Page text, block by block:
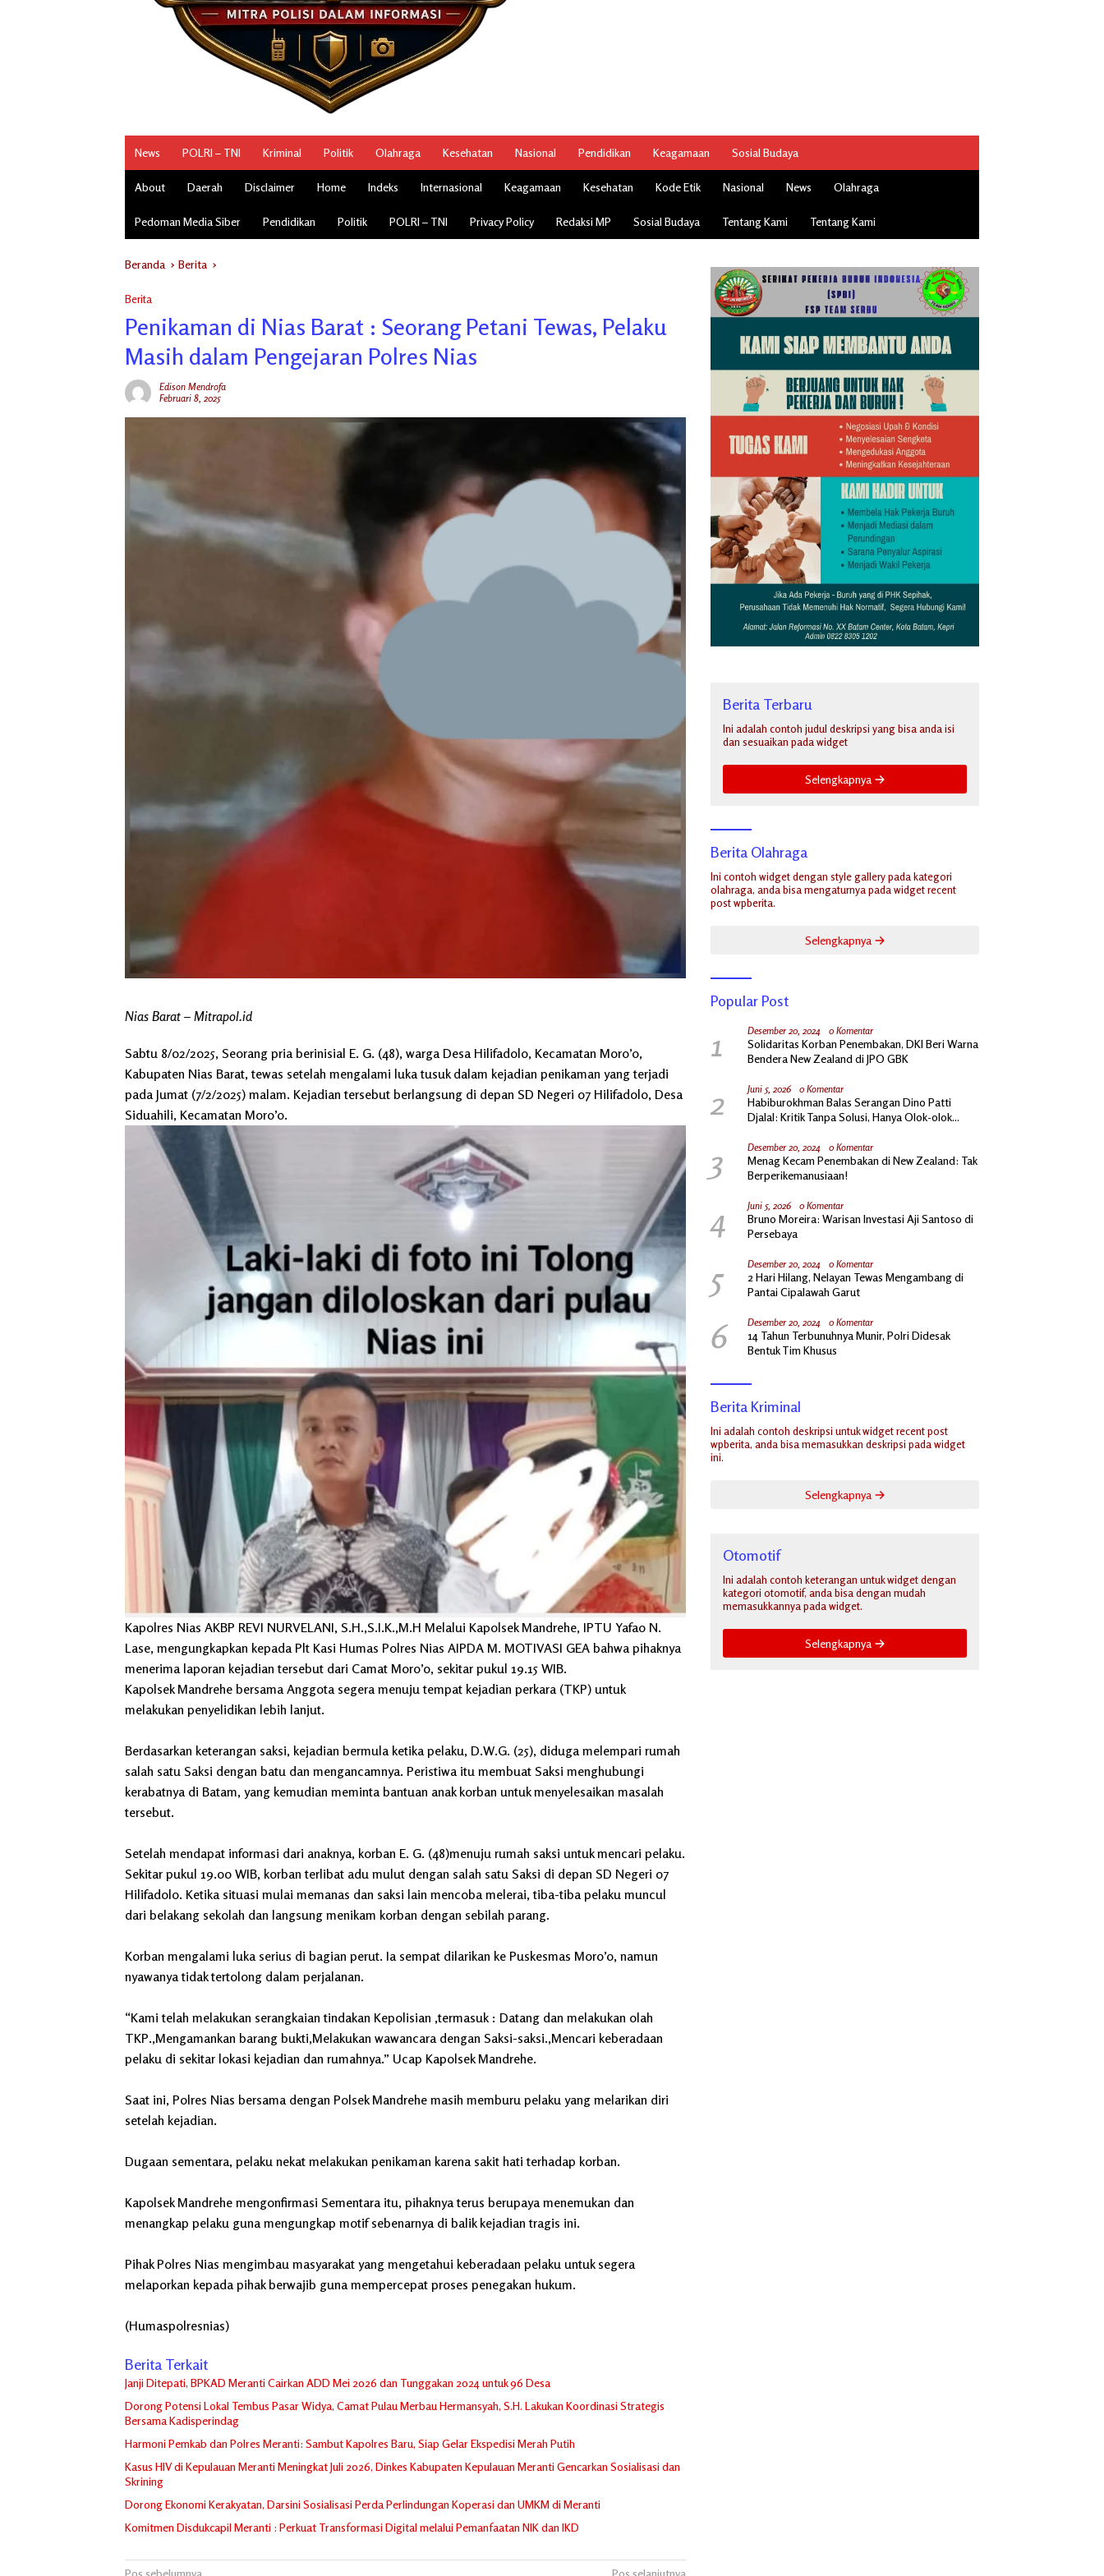
News POLRI – TNI Kriminal Politik Olahraga Kesehatan Nasional Pendidikan Keagamaan Sosial Budaya
About Daerah Disclaimer Home Indeks Internasional Keagamaan Kesehatan Kode Etik Nasional News Olahraga
Pedoman Media Siber Pendidikan Politik POLRI – TNI Privacy Policy Redaksi MP Sosial Budaya Tentang Kami Tentang Kami
Beranda Berita
Berita
Penikaman di Nias Barat : Seorang Petani Tewas, Pelaku
Masih dalam Pengejaran Polres Nias
Edison Mendrofa
Februari 8, 2025
Nias Barat – Mitrapol.id
Sabtu 8/02/2025, Seorang pria berinisial E. G. (48), warga Desa Hilifadolo, Kecamatan Moro’o,
Kabupaten Nias Barat, tewas setelah mengalami luka tusuk dalam kejadian penikaman yang terjadi
pada Jumat (7/2/2025) malam. Kejadian tersebut berlangsung di depan SD Negeri 07 Hilifadolo, Desa
Siduahili, Kecamatan Moro’o.
Kapolres Nias AKBP REVI NURVELANI, S.H.,S.I.K.,M.H Melalui Kapolsek Mandrehe, IPTU Yafao N.
Lase, mengungkapkan kepada Plt Kasi Humas Polres Nias AIPDA M. MOTIVASI GEA bahwa pihaknya
menerima laporan kejadian tersebut dari Camat Moro’o, sekitar pukul 19.15 WIB.
Kapolsek Mandrehe bersama Anggota segera menuju tempat kejadian perkara (TKP) untuk
melakukan penyelidikan lebih lanjut.
Berdasarkan keterangan saksi, kejadian bermula ketika pelaku, D.W.G. (25), diduga melempari rumah
salah satu Saksi dengan batu dan mengancamnya. Peristiwa itu membuat Saksi menghubungi
kerabatnya di Batam, yang kemudian meminta bantuan anak korban untuk menyelesaikan masalah
tersebut.
Setelah mendapat informasi dari anaknya, korban E. G. (48)menuju rumah saksi untuk mencari pelaku.
Sekitar pukul 19.00 WIB, korban terlibat adu mulut dengan salah satu Saksi di depan SD Negeri 07
Hilifadolo. Ketika situasi mulai memanas dan saksi lain mencoba melerai, tiba-tiba pelaku muncul
dari belakang sekolah dan langsung menikam korban dengan sebilah parang.
Korban mengalami luka serius di bagian perut. Ia sempat dilarikan ke Puskesmas Moro’o, namun
nyawanya tidak tertolong dalam perjalanan.
“Kami telah melakukan serangkaian tindakan Kepolisian ,termasuk : Datang dan melakukan olah
TKP.,Mengamankan barang bukti,Melakukan wawancara dengan Saksi-saksi.,Mencari keberadaan
pelaku di sekitar lokasi kejadian dan rumahnya.” Ucap Kapolsek Mandrehe.
Saat ini, Polres Nias bersama dengan Polsek Mandrehe masih memburu pelaku yang melarikan diri
setelah kejadian.
Dugaan sementara, pelaku nekat melakukan penikaman karena sakit hati terhadap korban.
Kapolsek Mandrehe mengonfirmasi Sementara itu, pihaknya terus berupaya menemukan dan
menangkap pelaku guna mengungkap motif sebenarnya di balik kejadian tragis ini.
Pihak Polres Nias mengimbau masyarakat yang mengetahui keberadaan pelaku untuk segera
melaporkan kepada pihak berwajib guna mempercepat proses penegakan hukum.
(Humaspolresnias)
Berita Terkait
Janji Ditepati, BPKAD Meranti Cairkan ADD Mei 2026 dan Tunggakan 2024 untuk 96 Desa
Dorong Potensi Lokal Tembus Pasar Widya, Camat Pulau Merbau Hermansyah, S.H. Lakukan Koordinasi Strategis
Bersama Kadisperindag
Harmoni Pemkab dan Polres Meranti: Sambut Kapolres Baru, Siap Gelar Ekspedisi Merah Putih
Kasus HIV di Kepulauan Meranti Meningkat Juli 2026, Dinkes Kabupaten Kepulauan Meranti Gencarkan Sosialisasi dan
Skrining
Dorong Ekonomi Kerakyatan, Darsini Sosialisasi Perda Perlindungan Koperasi dan UMKM di Meranti
Komitmen Disdukcapil Meranti : Perkuat Transformasi Digital melalui Pemanfaatan NIK dan IKD
Pos sebelumnya Pos selanjutnya
Berita Terbaru
Ini adalah contoh judul deskripsi yang bisa anda isi
dan sesuaikan pada widget
Selengkapnya
Berita Olahraga
Ini contoh widget dengan style gallery pada kategori
olahraga, anda bisa mengaturnya pada widget recent
post wpberita.
Selengkapnya
Popular Post
1 Desember 20, 2024 0 Komentar
Solidaritas Korban Penembakan, DKI Beri Warna
Bendera New Zealand di JPO GBK
2 Juni 5, 2026 0 Komentar
Habiburokhman Balas Serangan Dino Patti
Djalal: Kritik Tanpa Solusi, Hanya Olok-olok
3 Desember 20, 2024 0 Komentar
Menag Kecam Penembakan di New Zealand: Tak
Berperikemanusiaan!
4 Juni 5, 2026 0 Komentar
Bruno Moreira: Warisan Investasi Aji Santoso di
Persebaya
5 Desember 20, 2024 0 Komentar
2 Hari Hilang, Nelayan Tewas Mengambang di
Pantai Cipalawah Garut
6 Desember 20, 2024 0 Komentar
14 Tahun Terbunuhnya Munir, Polri Didesak
Bentuk Tim Khusus
Berita Kriminal
Ini adalah contoh deskripsi untuk widget recent post
wpberita, anda bisa memasukkan deskripsi pada widget
ini.
Selengkapnya
Otomotif
Ini adalah contoh keterangan untuk widget dengan
kategori otomotif, anda bisa dengan mudah
memasukkannya pada widget.
Selengkapnya